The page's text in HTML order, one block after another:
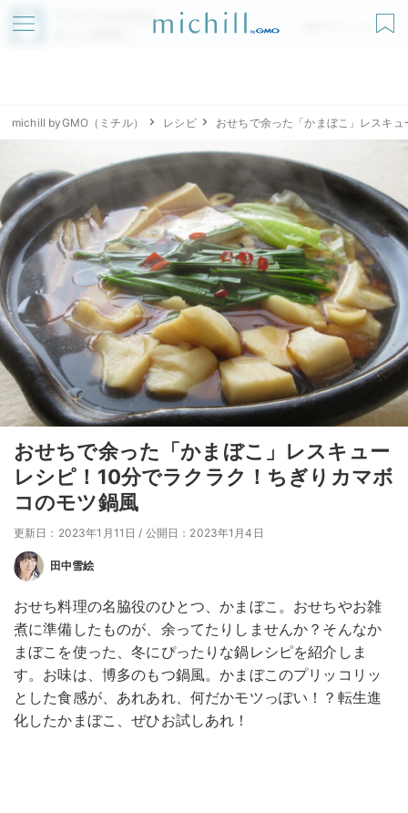
アプリでmichillが
無料ダウンロード
michill byGMO（ミチル） レシピ おせちで余った「かまぼこ」レスキ
おせちで余った「かまぼこ」レスキュー
レシピ！10分でラクラク！ちぎりカマボ
コのモツ鍋風
更新日：2023年1月11日 / 公開日：2023年1月4日
田中雪絵
おせち料理の名脇役のひとつ、かまぼこ。おせちやお雑
煮に準備したものが、余ってたりしませんか？そんなか
まぼこを使った、冬にぴったりな鍋レシピを紹介しま
す。お味は、博多のもつ鍋風。かまぼこのプリッコリッ
とした食感が、あれあれ、何だかモツっぽい！？転生進
化したかまぼこ、ぜひお試しあれ！